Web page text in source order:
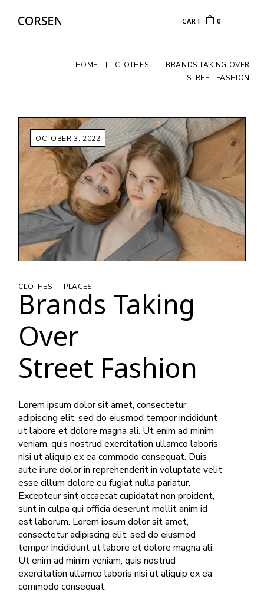
CART 0
HOME CLOTHES
BRANDS TAKING OVER
STREET FASHION
OCTOBER 3, 2022
CLOTHES | PLACES
Brands Taking
Over
Street Fashion
Lorem ipsum dolor sit amet, consectetur
adipiscing elit, sed do eiusmod tempor incididunt
ut labore et dolore magna ali. Ut enim ad minim
veniam, quis nostrud exercitation ullamco laboris
nisi ut aliquip ex ea commodo consequat. Duis
aute irure dolor in reprehenderit in voluptate velit
esse cillum dolore eu fugiat nulla pariatur.
Excepteur sint occaecat cupidatat non proident,
sunt in culpa qui officia deserunt mollit anim id
est laborum. Lorem ipsum dolor sit amet,
consectetur adipiscing elit, sed do eiusmod
tempor incididunt ut labore et dolore magna ali.
Ut enim ad minim veniam, quis nostrud
exercitation ullamco laboris nisi ut aliquip ex ea
commodo consequat.